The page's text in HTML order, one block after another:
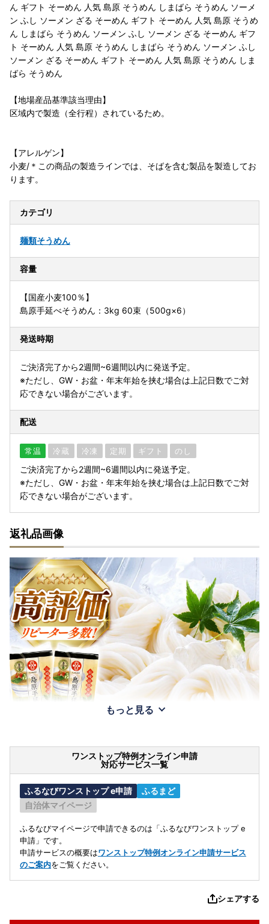
ん ギフト そーめん 人気 島原 そうめん しまばら そうめん ソーメ
ン ふし ソーメン ざる そーめん ギフト そーめん 人気 島原 そうめ
ん しまばら そうめん ソーメン ふし ソーメン ざる そーめん ギフ
ト そーめん 人気 島原 そうめん しまばら そうめん ソーメン ふし
ソーメン ざる そーめん ギフト そーめん 人気 島原 そうめん しま
ばら そうめん
【地場産品基準該当理由】
区域内で製造（全行程）されているため。
【アレルゲン】
小麦/＊この商品の製造ラインでは、そばを含む製品を製造してお
ります。
カテゴリ
麺類そうめん
容量
【国産小麦100％】
島原手延べそうめん：3kg 60束（500g×6）
発送時期
ご決済完了から2週間~6週間以内に発送予定。
※ただし、GW・お盆・年末年始を挟む場合は上記日数でご対
応できない場合がございます。
配送
常温 冷蔵 冷凍 定期 ギフト のし
ご決済完了から2週間~6週間以内に発送予定。
※ただし、GW・お盆・年末年始を挟む場合は上記日数でご対
応できない場合がございます。
返礼品画像
もっと見る
ワンストップ特例オンライン申請
対応サービス一覧
ふるなびワンストップ e申請
ふるまど
自治体マイページ
ふるなびマイページで申請できるのは「ふるなびワンストップ e
申請」です。
申請サービスの概要はワンストップ特例オンライン申請サービス
のご案内をご覧ください。
シェアする